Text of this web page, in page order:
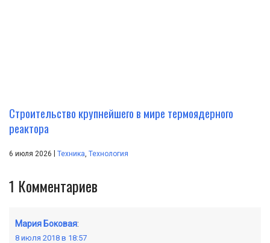
Строительство крупнейшего в мире термоядерного
реактора
6 июля 2026 Техника, Технология
1 Комментариев
Мария Боковая:
8 июля 2018 в 18:57